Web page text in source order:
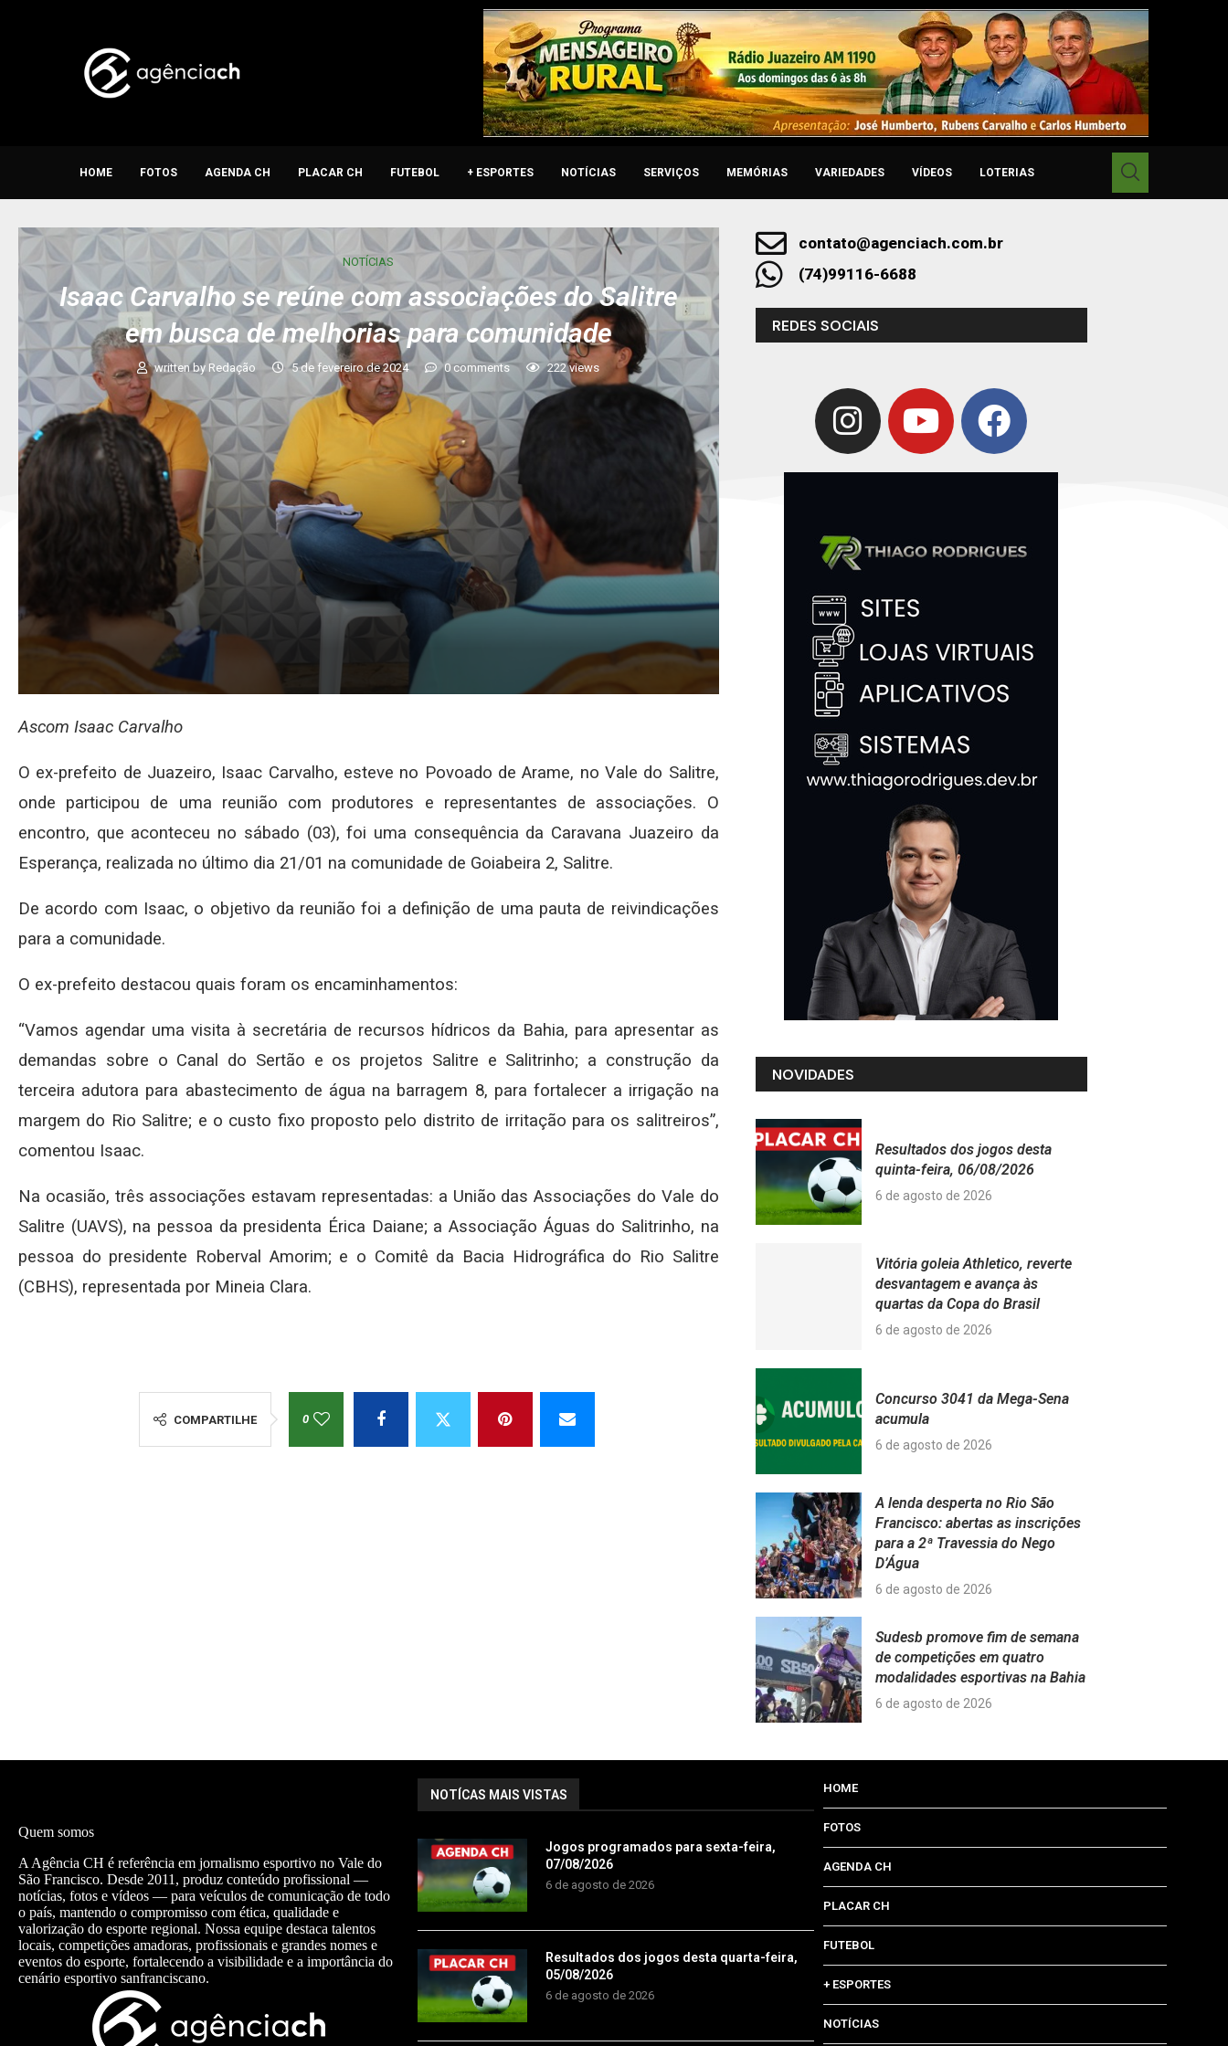
HOME FOTOS AGENDA CH PLACAR CH FUTEBOL + ESPORTES NOTÍCIAS SERVIÇOS MEMÓRIAS VARIEDADES VÍDEOS LOTERIAS
NOTÍCIAS
Isaac Carvalho se reúne com associações do Salitre
em busca de melhorias para comunidade
written by Redação 5 de fevereiro de 2024 0 comments 222views
Ascom Isaac Carvalho
O ex-prefeito de Juazeiro, Isaac Carvalho, esteve no Povoado de Arame, no Vale do Salitre,
onde participou de uma reunião com produtores e representantes de associações. O
encontro, que aconteceu no sábado (03), foi uma consequência da Caravana Juazeiro da
Esperança, realizada no último dia 21/01 na comunidade de Goiabeira 2, Salitre.
De acordo com Isaac, o objetivo da reunião foi a definição de uma pauta de reivindicações
para a comunidade.
O ex-prefeito destacou quais foram os encaminhamentos:
“Vamos agendar uma visita à secretária de recursos hídricos da Bahia, para apresentar as
demandas sobre o Canal do Sertão e os projetos Salitre e Salitrinho; a construção da
terceira adutora para abastecimento de água na barragem 8, para fortalecer a irrigação na
margem do Rio Salitre; e o custo fixo proposto pelo distrito de irritação para os salitreiros”,
comentou Isaac.
Na ocasião, três associações estavam representadas: a União das Associações do Vale do
Salitre (UAVS), na pessoa da presidenta Érica Daiane; a Associação Águas do Salitrinho, na
pessoa do presidente Roberval Amorim; e o Comitê da Bacia Hidrográfica do Rio Salitre
(CBHS), representada por Mineia Clara.
COMPARTILHE 0
contato@agenciach.com.br
(74)99116-6688
REDES SOCIAIS
NOVIDADES
Resultados dos jogos desta
quinta-feira, 06/08/2026
6 de agosto de 2026
Vitória goleia Athletico, reverte
desvantagem e avança às
quartas da Copa do Brasil
6 de agosto de 2026
Concurso 3041 da Mega-Sena
acumula
6 de agosto de 2026
A lenda desperta no Rio São
Francisco: abertas as inscrições
para a 2ª Travessia do Nego
D’Água
6 de agosto de 2026
Sudesb promove fim de semana
de competições em quatro
modalidades esportivas na Bahia
6 de agosto de 2026
Quem somos
A Agência CH é referência em jornalismo esportivo no Vale do
São Francisco. Desde 2011, produz conteúdo profissional —
notícias, fotos e vídeos — para veículos de comunicação de todo
o país, mantendo o compromisso com ética, qualidade e
valorização do esporte regional. Nossa equipe destaca talentos
locais, competições amadoras, profissionais e grandes nomes e
eventos do esporte, fortalecendo a visibilidade e a importância do
cenário esportivo sanfranciscano.
NOTÍCAS MAIS VISTAS
Jogos programados para sexta-feira,
07/08/2026
6 de agosto de 2026
Resultados dos jogos desta quarta-feira,
05/08/2026
6 de agosto de 2026
HOME
FOTOS
AGENDA CH
PLACAR CH
FUTEBOL
+ ESPORTES
NOTÍCIAS